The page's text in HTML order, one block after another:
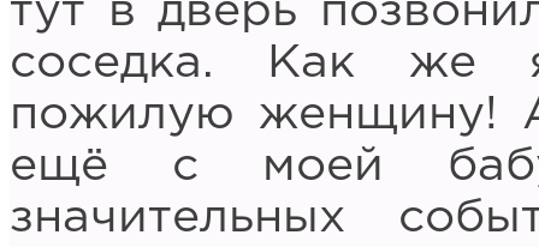
тут в дверь
соседка. Как же
пожилую женщину!
ещё с моей
значительных